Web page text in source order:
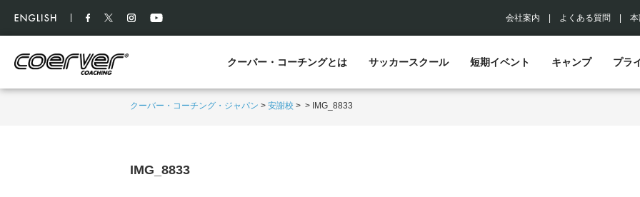
会社案内 よくある質問
クーバー・コーチングとは サッカースクール 短期イベント キャンプ プラ
クーバー・コーチング・ジャパン > 安謝校 > > IMG_8833
IMG_8833